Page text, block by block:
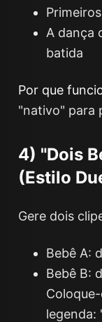
A dança
batida
Por que
"nativo" para
4) "Dois
(Estilo
Gere dois
Bebê A:
Bebê B:
legenda: